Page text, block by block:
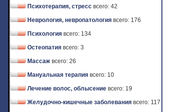
Психотерапия, стресс всего: 42
Неврология, невропатология всего: 176
Психология всего: 134
Остеопатия всего: 3
Массаж всего: 26
Мануальная терапия всего: 10
Лечение волос, облысение всего: 19
Желудочно-кишечные заболевания всего: 117